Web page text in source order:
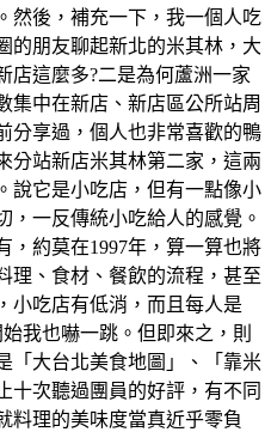
然後，補充一下，我一個人吃
的朋友聊起新北的米其林，大
店這麼多?二是為何蘆洲一家
集中在新店、新店區公所站周
分享過，個人也非常喜歡的鴨
分站新店米其林第二家，這兩
說它是小吃店，但有一點像小
，一反傳統小吃給人的感覺。
，約莫在1997年，算一算也將
理、食材、餐飲的流程，甚至
小吃店有低消，而且每人是
我也嚇一跳。但即來之，則
「大台北美食地圖」、「靠米
十次聽過團員的好評，有不同
料理的美味度當真近乎零負